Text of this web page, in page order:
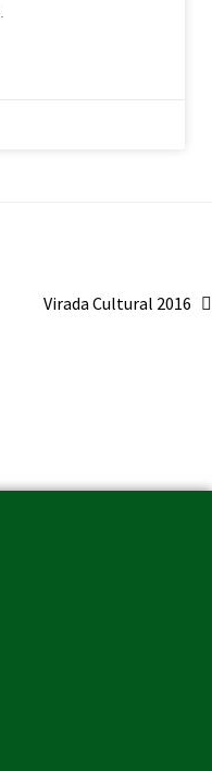
Virada Cultural 2016